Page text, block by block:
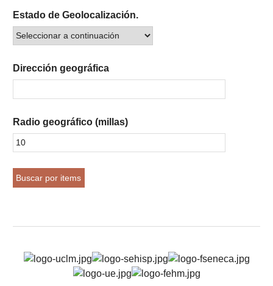
Estado de Geolocalización.
Dirección geográfica
Radio geográfico (millas)